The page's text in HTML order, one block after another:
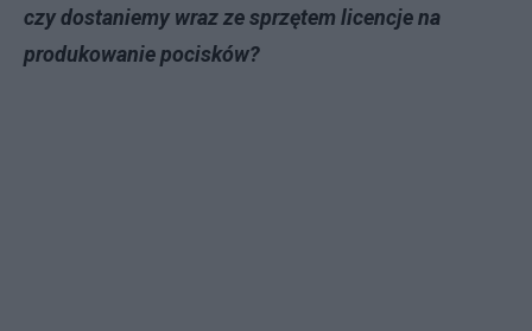
czy dostaniemy wraz ze sprzętem licencje na
produkowanie pocisków?